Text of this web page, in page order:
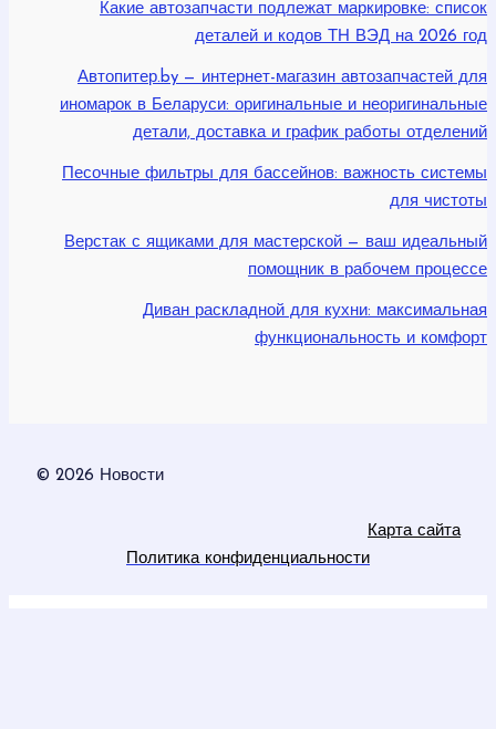
Какие автозапчасти подлежат маркировке: список
деталей и кодов ТН ВЭД на 2026 год
Автопитер.by — интернет-магазин автозапчастей для
иномарок в Беларуси: оригинальные и неоригинальные
детали, доставка и график работы отделений
Песочные фильтры для бассейнов: важность системы
для чистоты
Верстак с ящиками для мастерской — ваш идеальный
помощник в рабочем процессе
Диван раскладной для кухни: максимальная
функциональность и комфорт
© 2026 Новости
Карта сайта
Политика конфиденциальности